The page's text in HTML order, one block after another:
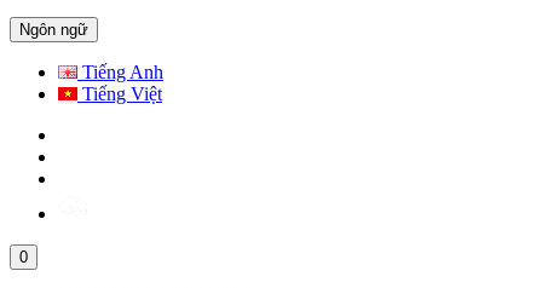
Ngôn ngữ
Tiếng Anh
Tiếng Việt
0